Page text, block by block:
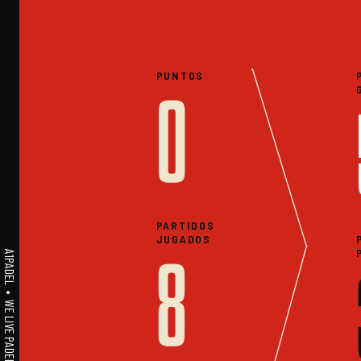
PUNTOS
0
PARTIDOS
JUGADOS
8